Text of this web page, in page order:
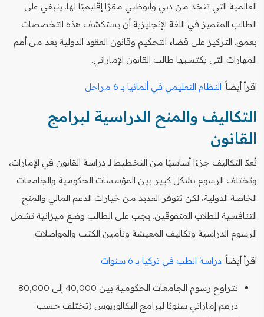
العالمية التي تتخذ من دبي وأبوظبي مقرًا إقليميًا لها. ينبغي على
الطالب المتميز في اللغة الإنجليزية أن يستكشف هذه التخصصات
بعمق. التركيز على قضاء التحكيم وقانون العقود الدولية يعد من أهم
المهارات التي يكتسبها طالب القانون الإماراتي.
اقرأ أيضاً: النظام التعليمي في ألمانيا بـ 6 مراحل
التكاليف والمنح الدراسية لبرامج
القانون
تُعدّ التكاليف جزءًا أساسيًا من التخطيط لـ دراسة القانون في الإمارات،
وتختلف الرسوم بشكل كبير بين المؤسسات الحكومية والجامعات
الخاصة الدولية، لكن تتوفر العديد من خيارات الدعم المالي والمنح
التنافسية للطلاب المتفوقين. يجب على الطالب وضع ميزانية تشمل
الرسوم الدراسية وتكاليف المعيشة وتأمين الكتب والمواصلات.
اقرأ أيضاً: دراسة الطب في تركيا بـ 6 سنوات
تتراوح رسوم الجامعات الحكومية بين 40,000 إلى 80,000
درهم إماراتي سنويًا لبرامج البكالوريوس (تختلف حسب